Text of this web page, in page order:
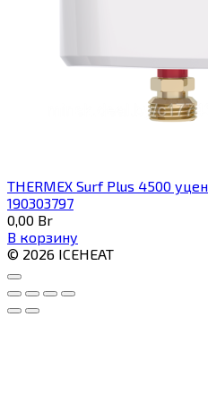
THERMEX Surf Plus 4500
190303797
0,00 Br
В корзину
© 2026 ICEHEAT